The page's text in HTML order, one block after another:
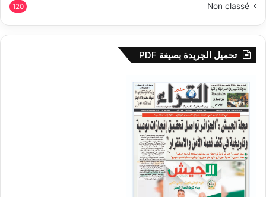
Non classé
120
تحميل الجريدة بصيغة PDF